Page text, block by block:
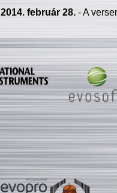
2014. február 28.- A